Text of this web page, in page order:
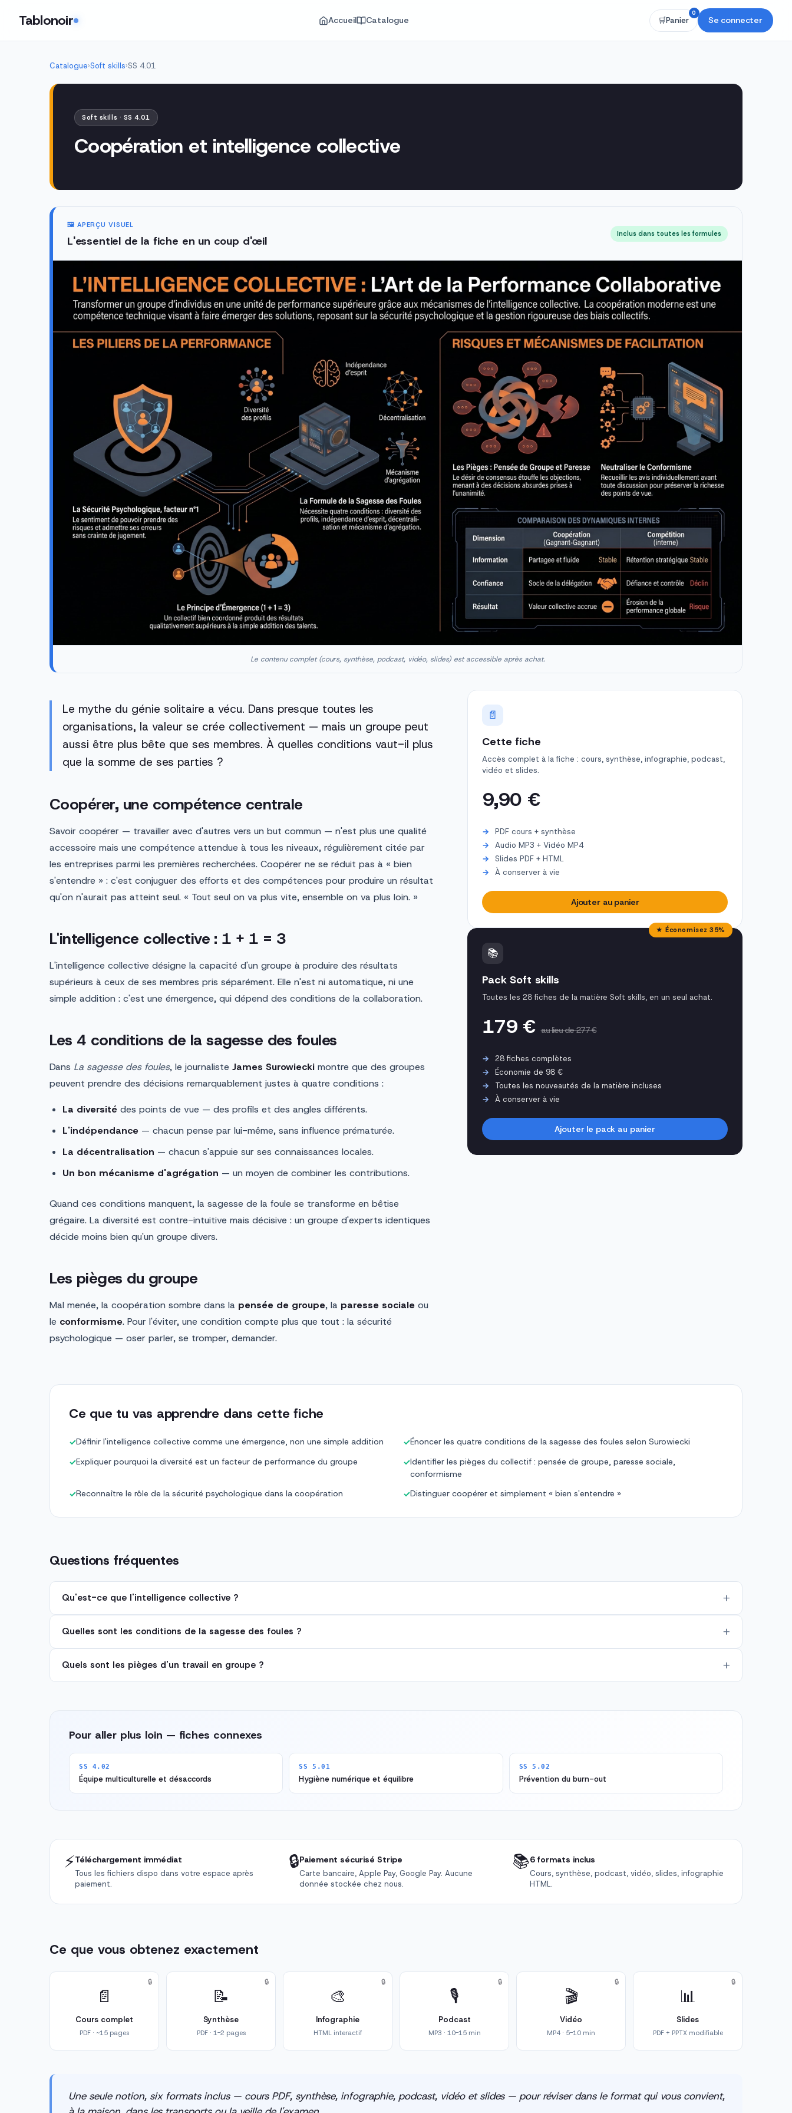
Tablonoir Accueil Catalogue 🛒Panier
0
Se connecter
Catalogue›Soft skills›SS 4.01
Soft skills · SS 4.01
Coopération et intelligence collective
🖼️ APERÇU VISUEL
L'essentiel de la fiche en un coup d'œil
Inclus dans toutes les formules
Le contenu complet (cours, synthèse, podcast, vidéo, slides) est accessible après achat.
Le mythe du génie solitaire a vécu. Dans presque toutes les
organisations, la valeur se crée collectivement — mais un groupe peut
aussi être plus bête que ses membres. À quelles conditions vaut-il plus
que la somme de ses parties ?
Coopérer, une compétence centrale
Savoir coopérer — travailler avec d'autres vers un but commun — n'est plus une qualité
accessoire mais une compétence attendue à tous les niveaux, régulièrement citée par
les entreprises parmi les premières recherchées. Coopérer ne se réduit pas à « bien
s'entendre » : c'est conjuguer des efforts et des compétences pour produire un résultat
qu'on n'aurait pas atteint seul. « Tout seul on va plus vite, ensemble on va plus loin. »
L'intelligence collective : 1 + 1 = 3
L'intelligence collective désigne la capacité d'un groupe à produire des résultats
supérieurs à ceux de ses membres pris séparément. Elle n'est ni automatique, ni une
simple addition : c'est une émergence, qui dépend des conditions de la collaboration.
Les 4 conditions de la sagesse des foules
Dans La sagesse des foules, le journaliste James Surowiecki montre que des groupes
peuvent prendre des décisions remarquablement justes à quatre conditions :
La diversité des points de vue — des profils et des angles différents.
L'indépendance — chacun pense par lui-même, sans influence prématurée.
La décentralisation — chacun s'appuie sur ses connaissances locales.
Un bon mécanisme d'agrégation — un moyen de combiner les contributions.
Quand ces conditions manquent, la sagesse de la foule se transforme en bêtise
grégaire. La diversité est contre-intuitive mais décisive : un groupe d'experts identiques
décide moins bien qu'un groupe divers.
Les pièges du groupe
Mal menée, la coopération sombre dans la pensée de groupe, la paresse sociale ou
le conformisme. Pour l'éviter, une condition compte plus que tout : la sécurité
psychologique — oser parler, se tromper, demander.
📄
Cette fiche
Accès complet à la fiche : cours, synthèse, infographie, podcast,
vidéo et slides.
9,90 €
PDF cours + synthèse
Audio MP3 + Vidéo MP4
Slides PDF + HTML
À conserver à vie
Ajouter au panier
★ Économisez 35%
📚
Pack Soft skills
Toutes les 28 fiches de la matière Soft skills, en un seul achat.
179 €au lieu de 277 €
28 fiches complètes
Économie de 98 €
Toutes les nouveautés de la matière incluses
À conserver à vie
Ajouter le pack au panier
Ce que tu vas apprendre dans cette fiche
✓Définir l'intelligence collective comme une émergence, non une simple addition ✓Énoncer les quatre conditions de la sagesse des foules selon Surowiecki
✓Expliquer pourquoi la diversité est un facteur de performance du groupe ✓Identifier les pièges du collectif : pensée de groupe, paresse sociale,
conformisme
✓Reconnaître le rôle de la sécurité psychologique dans la coopération ✓Distinguer coopérer et simplement « bien s'entendre »
Questions fréquentes
Qu'est-ce que l'intelligence collective ?
Quelles sont les conditions de la sagesse des foules ?
Quels sont les pièges d'un travail en groupe ?
Pour aller plus loin — fiches connexes
SS 4.02
Équipe multiculturelle et désaccords
SS 5.01
Hygiène numérique et équilibre
SS 5.02
Prévention du burn-out
⚡Téléchargement immédiat
Tous les fichiers dispo dans votre espace après
paiement.
🔒Paiement sécurisé Stripe
Carte bancaire, Apple Pay, Google Pay. Aucune
donnée stockée chez nous.
📚6 formats inclus
Cours, synthèse, podcast, vidéo, slides, infographie
HTML.
Ce que vous obtenez exactement
📄
Cours complet
PDF · ~15 pages
🔒
📝
Synthèse
PDF · 1-2 pages
🔒
🎨
Infographie
HTML interactif
🔒
🎙️
Podcast
MP3 · 10-15 min
🔒
🎬
Vidéo
MP4 · 5-10 min
🔒
📊
Slides
PDF + PPTX modifiable
🔒
Une seule notion, six formats inclus — cours PDF, synthèse, infographie, podcast, vidéo et slides — pour réviser dans le format qui vous convient,